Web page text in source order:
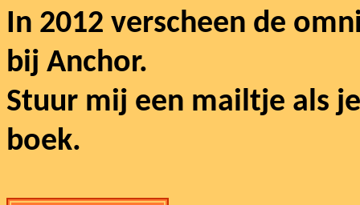
In 2012 verscheen de
bij Anchor.
Stuur mij een mailtje als
boek.